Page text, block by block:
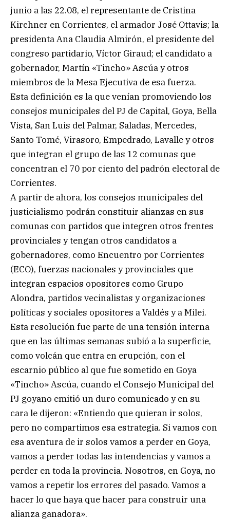
junio a las 22.08, el representante de Cristina
Kirchner en Corrientes, el armador José Ottavis; la
presidenta Ana Claudia Almirón, el presidente del
congreso partidario, Víctor Giraud; el candidato a
gobernador, Martín «Tincho» Ascúa y otros
miembros de la Mesa Ejecutiva de esa fuerza.
Esta definición es la que venían promoviendo los
consejos municipales del PJ de Capital, Goya, Bella
Vista, San Luis del Palmar, Saladas, Mercedes,
Santo Tomé, Virasoro, Empedrado, Lavalle y otros
que integran el grupo de las 12 comunas que
concentran el 70 por ciento del padrón electoral de
Corrientes.
A partir de ahora, los consejos municipales del
justicialismo podrán constituir alianzas en sus
comunas con partidos que integren otros frentes
provinciales y tengan otros candidatos a
gobernadores, como Encuentro por Corrientes
(ECO), fuerzas nacionales y provinciales que
integran espacios opositores como Grupo
Alondra, partidos vecinalistas y organizaciones
políticas y sociales opositores a Valdés y a Milei.
Esta resolución fue parte de una tensión interna
que en las últimas semanas subió a la superficie,
como volcán que entra en erupción, con el
escarnio público al que fue sometido en Goya
«Tincho» Ascúa, cuando el Consejo Municipal del
PJ goyano emitió un duro comunicado y en su
cara le dijeron: «Entiendo que quieran ir solos,
pero no compartimos esa estrategia. Si vamos con
esa aventura de ir solos vamos a perder en Goya,
vamos a perder todas las intendencias y vamos a
perder en toda la provincia. Nosotros, en Goya, no
vamos a repetir los errores del pasado. Vamos a
hacer lo que haya que hacer para construir una
alianza ganadora».